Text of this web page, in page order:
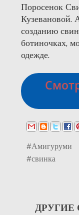
Поросенок
Кузевановой.
созданию
ботиночках,
одежде.
#Амигуруми
#свинка